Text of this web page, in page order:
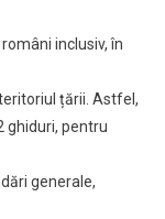
inclusiv, în
țării. Astfel,
ghiduri, pentru
generale,